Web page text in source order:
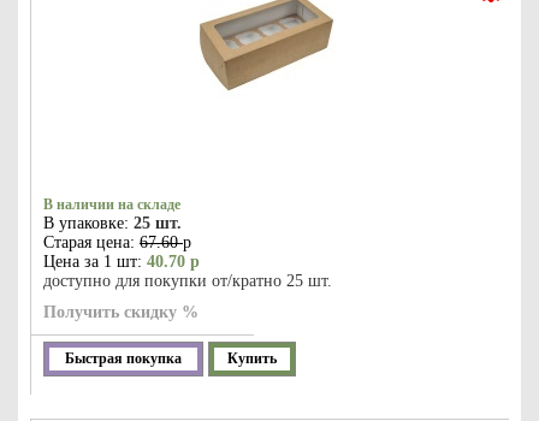
В наличии на складе
В упаковке: 25 шт.
Старая цена: 67.60р
Цена за 1 шт: 40.70 р
доступно для покупки от/кратно 25 шт.
Получить скидку %
Быстрая покупка Купить